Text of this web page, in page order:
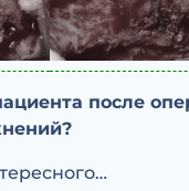
после